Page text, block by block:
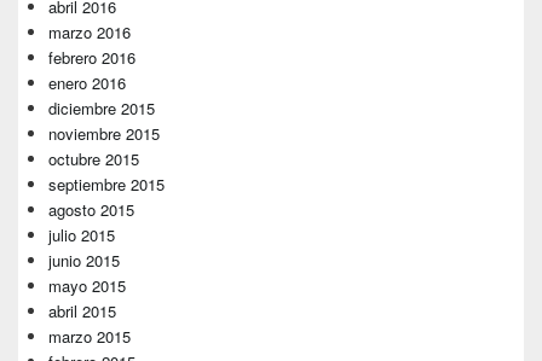
abril 2016
marzo 2016
febrero 2016
enero 2016
diciembre 2015
noviembre 2015
octubre 2015
septiembre 2015
agosto 2015
julio 2015
junio 2015
mayo 2015
abril 2015
marzo 2015